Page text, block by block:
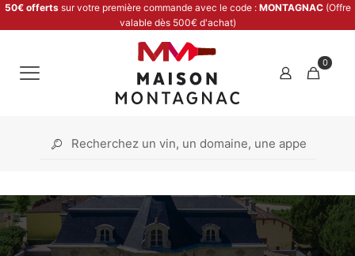
50€ offertssur votre première commande avec le code : MONTAGNAC (Offre
valable dès 500€ d'achat)
0